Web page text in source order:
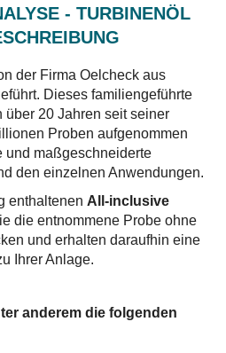
- TURBINENÖL
der Firma Oelcheck aus
Dieses familiengeführte
über 20 Jahren seit seiner
Proben aufgenommen
und maßgeschneiderte
den einzelnen Anwendungen.
enthaltenen All-inclusive
die entnommene Probe ohne
und erhalten daraufhin eine
Ihrer Anlage.
anderem die folgenden